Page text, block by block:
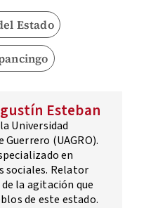
Estado
Esteban
Universidad
(UAGRO).
en
sociales. Relator
la agitación que
de este estado.